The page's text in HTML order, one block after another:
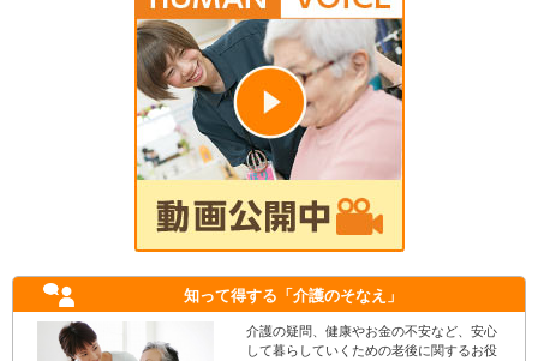
知って得する 「介護のそなえ」
介護の疑問、健康やお金の不安など、安心
して暮らしていくための老後に関するお役